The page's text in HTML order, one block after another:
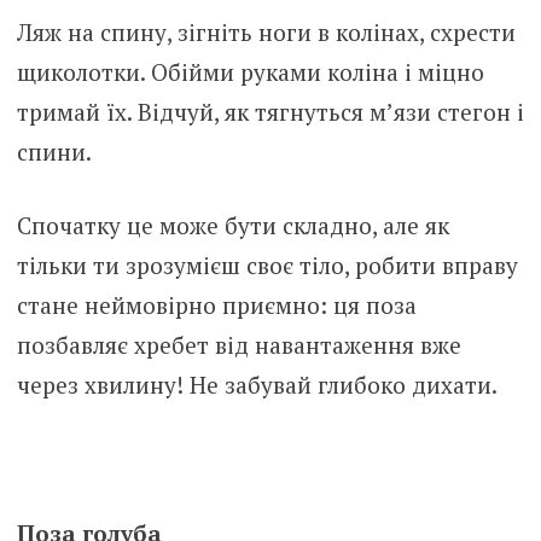
Ляж на спину, зігніть ноги в колінах, схрести
щиколотки. Обійми руками коліна і міцно
тримай їх. Відчуй, як тягнуться м’язи стегон і
спини.
Спочатку це може бути складно, але як
тільки ти зрозумієш своє тіло, робити вправу
стане неймовірно приємно: ця поза
позбавляє хребет від навантаження вже
через хвилину! Не забувай глибоко дихати.
Поза голуба